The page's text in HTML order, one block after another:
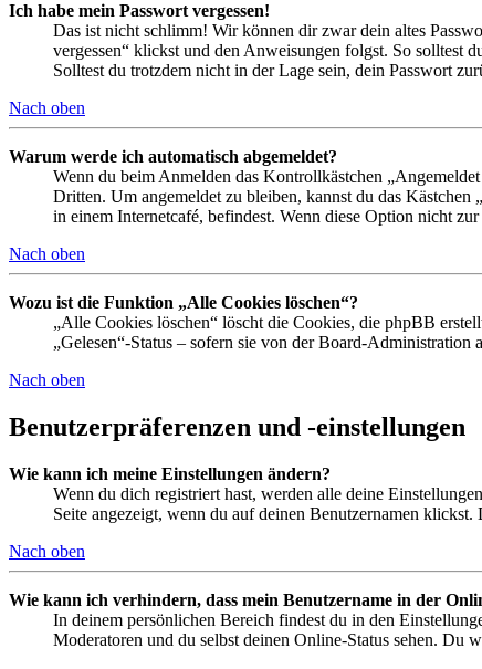
Ich habe mein Passwort vergessen!
Das ist nicht schlimm! Wir können dir zwar dein altes
vergessen“ klickst und den Anweisungen folgst. So solltest
Solltest du trotzdem nicht in der Lage sein, dein Passwort
Nach oben
Warum werde ich automatisch abgemeldet?
Wenn du beim Anmelden das Kontrollkästchen
Dritten. Um angemeldet zu bleiben, kannst du das
in einem Internetcafé, befindest. Wenn diese Option nicht
Nach oben
Wozu ist die Funktion „Alle Cookies löschen“?
„Alle Cookies löschen“ löscht die Cookies, die phpBB
„Gelesen“-Status – sofern sie von der Board-
Nach oben
Benutzerpräferenzen und -einstellungen
Wie kann ich meine Einstellungen ändern?
Wenn du dich registriert hast, werden alle deine
Seite angezeigt, wenn du auf deinen Benutzernamen
Nach oben
Wie kann ich verhindern, dass mein Benutzername in der
In deinem persönlichen Bereich findest du in den
Moderatoren und du selbst deinen Online-Status sehen. Du